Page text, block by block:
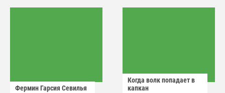
Фермин Гарсия Севилья
Когда волк попадает в
капкан